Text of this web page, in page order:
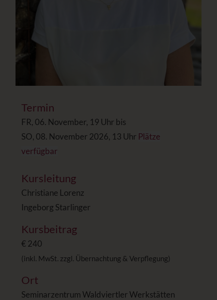
Termin
FR, 06. November, 19 Uhr bis
SO, 08. November 2026, 13 Uhr Plätze
verfügbar
Kursleitung
Christiane Lorenz
Ingeborg Starlinger
Kursbeitrag
€ 240
(inkl. MwSt. zzgl. Übernachtung & Verpflegung)
Ort
Seminarzentrum Waldviertler Werkstätten